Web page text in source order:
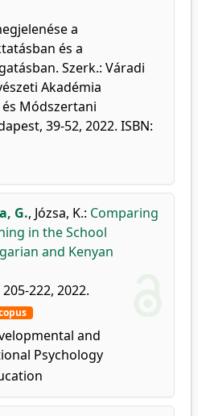
a
és a
Szerk.: Váradi
Akadémia
Módszertani
39-52, 2022. ISBN:
G., Józsa, K.: Comparing
in the School
and Kenyan
205-222, 2022.
and
Psychology